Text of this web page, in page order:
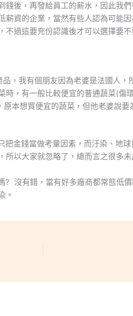
錢後，再發給員工的薪水，因此我
薪資的企業，當然有些人認為可能
過這要充份認識後才可以選擇要不
，我有個朋友因為老婆是法國人，
時，有一般比較便宜的普通蔬菜(傷
本想買便宜的蔬菜，但他老婆說要
金錢當做考量因素，而汙染、地球
所以大家就忽略了，總而言之很多
沒有錯，當有好多廠商都常態低
。